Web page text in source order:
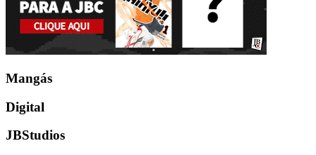
Mangás
Digital
JBStudios